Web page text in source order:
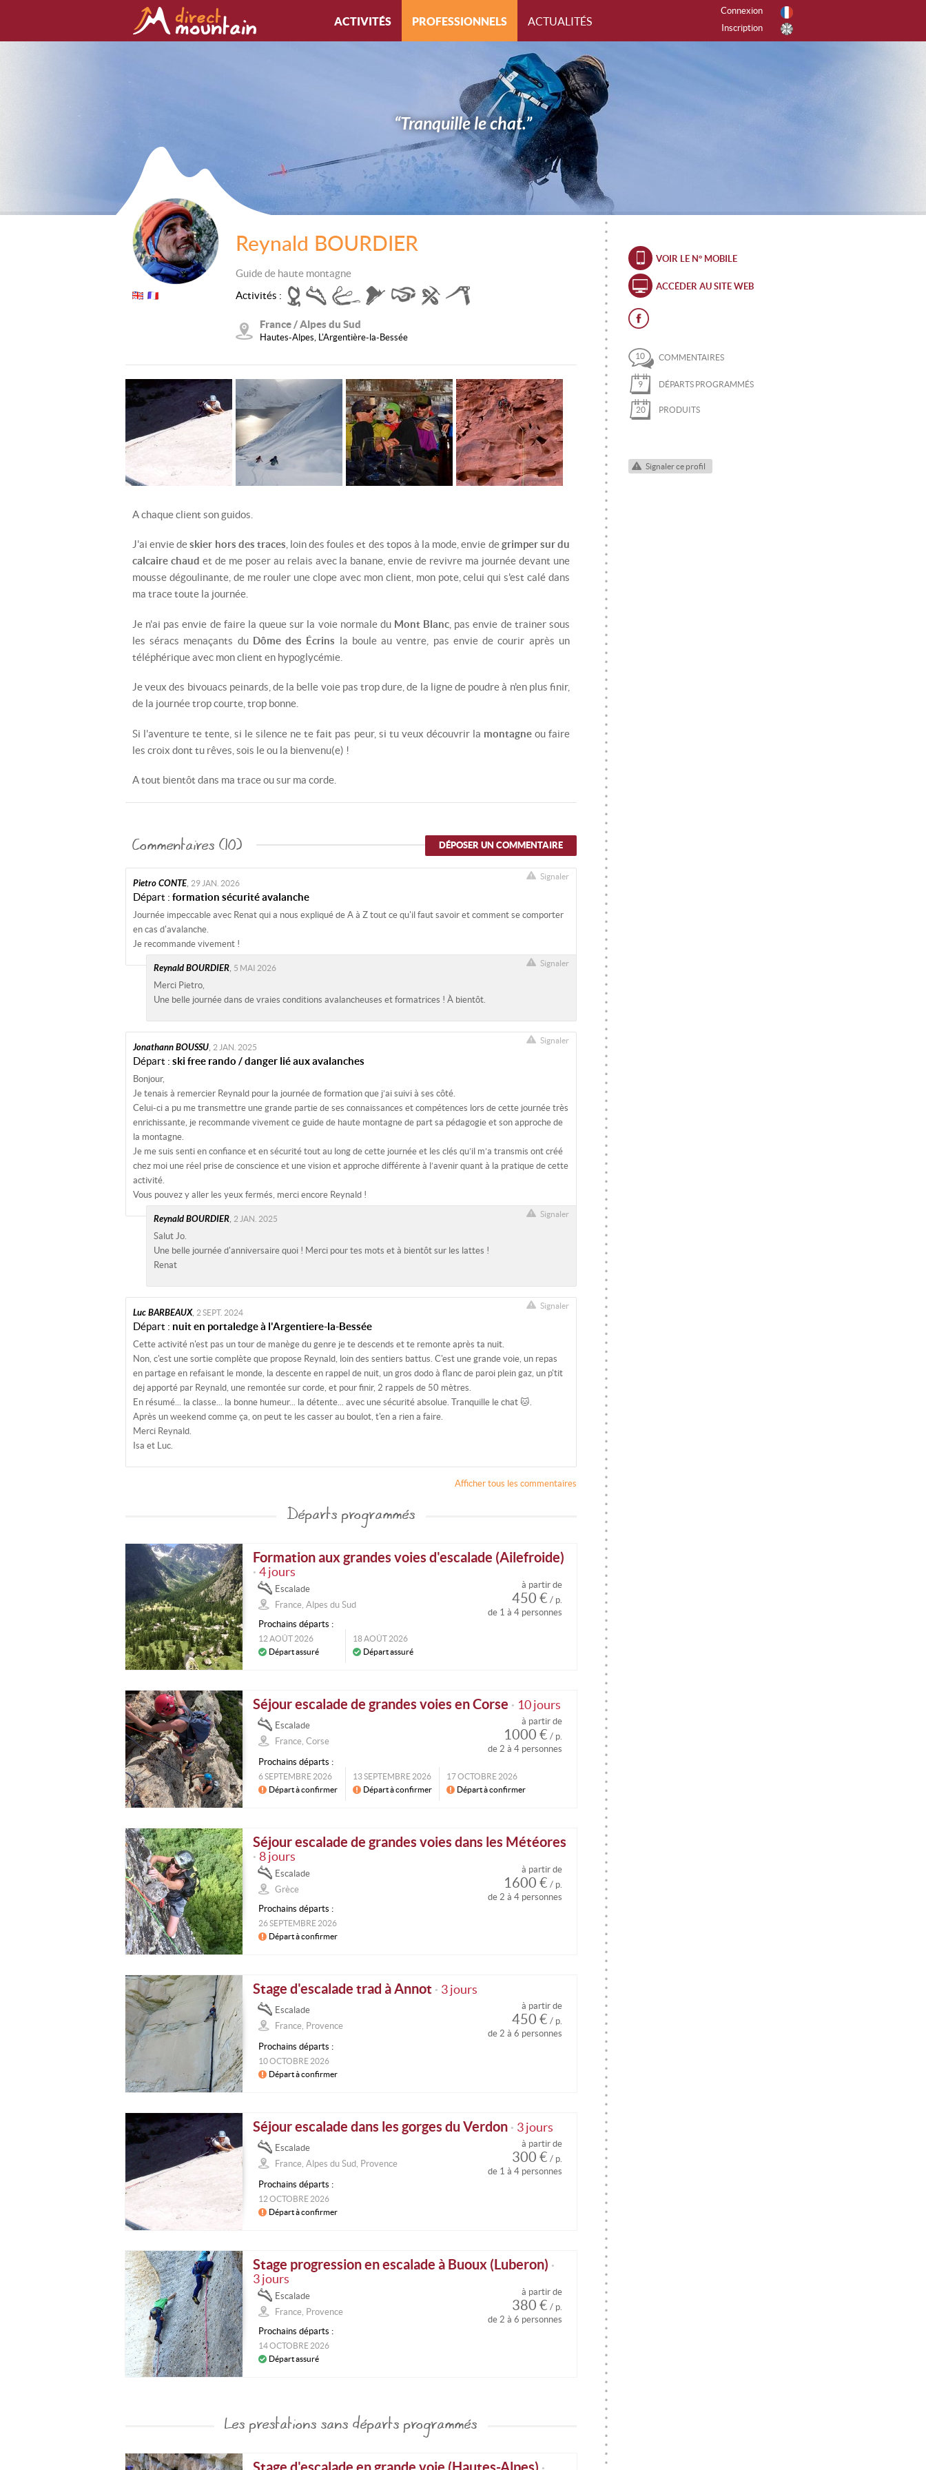
ACTIVITÉS
CASCADE DE GLACE
ESCALADE
RAQUETTES
TRAIL
VTT
VIA FERRATA
PROFESSIONNELS
Toutes les qualifications
ACCOMPAGNATEUR EN MONTAGNE
GUIDE DE HAUTE MONTAGNE
GUIDE LOCAL
MONITEUR PARAPENTE
Toutes les activités
ESCALADE
FREERIDE
PARAPENTE
RANDONNÉE
RAQUETTES
SKI DE RANDONNÉE
SNOWKITE
SPÉLÉOLOGIE
TRAIL
VTT
VIA FERRATA
ACTUALITÉS
Connexion
Inscription
“Tranquille le chat.”
Reynald BOURDIER
Guide de haute montagne
Activités :
France / Alpes du Sud
Hautes-Alpes, L'Argentière-la-Bessée
A chaque client son guidos.
J'ai envie deskier hors des traces, loin des foules et des topos à la mode, envie degrimper sur du
calcaire chaud et de me poser au relais avec la banane, envie de revivre ma journée devant une
mousse dégoulinante, de me rouler une clope avec mon client, mon pote, celui qui s'est calé dans
ma trace toute la journée.
Je n'ai pas envie de faire la queue sur la voie normale du Mont Blanc , pas envie de trainer sous
les séracs menaçants du Dôme des Écrins la boule au ventre, pas envie de courir après un
téléphérique avec mon client en hypoglycémie.
Je veux des bivouacs peinards, de la belle voie pas trop dure, de la ligne de poudre à n'en plus finir,
de la journée trop courte, trop bonne.
Si l'aventure te tente, si le silence ne te fait pas peur, si tu veux découvrir la montagne ou faire
les croix dont tu rêves, sois le ou la bienvenu(e) !
A tout bientôt dans ma trace ou sur ma corde.
Commentaires (10) DÉPOSER UN COMMENTAIRE
Pietro CONTE 29 JAN. 2026
Départ : formation sécurité avalanche
Signaler
Journée impeccable avec Renat qui a nous expliqué de A à Z tout ce qu'il faut savoir et comment se comporter
en cas d'avalanche.
Je recommande vivement !
Reynald BOURDIER 5 MAI 2026
Signaler
Merci Pietro,
Une belle journée dans de vraies conditions avalancheuses et formatrices ! À bientôt.
Jonathann BOUSSU 2 JAN. 2025
Départ : ski free rando / danger lié aux avalanches
Signaler
Bonjour,
Je tenais à remercier Reynald pour la journée de formation que j’ai suivi à ses côté.
Celui-ci a pu me transmettre une grande partie de ses connaissances et compétences lors de cette journée très
enrichissante, je recommande vivement ce guide de haute montagne de part sa pédagogie et son approche de
la montagne.
Je me suis senti en confiance et en sécurité tout au long de cette journée et les clés qu’il m’a transmis ont créé
chez moi une réel prise de conscience et une vision et approche différente à l’avenir quant à la pratique de cette
activité.
Vous pouvez y aller les yeux fermés, merci encore Reynald !
Reynald BOURDIER 2 JAN. 2025
Signaler
Salut Jo.
Une belle journée d'anniversaire quoi ! Merci pour tes mots et à bientôt sur les lattes !
Renat
Luc BARBEAUX, 2 SEPT. 2024
Départ : nuit en portaledge à l'Argentiere-la-Bessée
Signaler
Cette activité n'est pas un tour de manège du genre je te descends et te remonte après ta nuit.
Non, c'est une sortie complète que propose Reynald, loin des sentiers battus. C'est une grande voie, un repas
en partage en refaisant le monde, la descente en rappel de nuit, un gros dodo à flanc de paroi plein gaz, un p'tit
dej apporté par Reynald, une remontée sur corde, et pour finir, 2 rappels de 50 mètres.
En résumé... la classe... la bonne humeur... la détente... avec une sécurité absolue. Tranquille le chat 🐱.
Après un weekend comme ça, on peut te les casser au boulot, t'en a rien a faire.
Merci Reynald.
Isa et Luc.
Afficher tous les commentaires
Départs programmés
Formation aux grandes voies d'escalade (Ailefroide)
• 4 jours
Escalade
France, Alpes du Sud
à partir de
450 € / p.
de 1 à 4 personnes
Prochains départs :
12 AOÛT 2026
Départ assuré
18 AOÛT 2026
Départ assuré
Séjour escalade de grandes voies en Corse • 10 jours
Escalade
France, Corse
à partir de
1000 € / p.
de 2 à 4 personnes
Prochains départs :
6 SEPTEMBRE 2026
Départ à confirmer
13 SEPTEMBRE 2026
Départ à confirmer
17 OCTOBRE 2026
Départ à confirmer
Séjour escalade de grandes voies dans les Météores
• 8 jours
Escalade
Grèce
à partir de
1600 € / p.
de 2 à 4 personnes
Prochains départs :
26 SEPTEMBRE 2026
Départ à confirmer
Stage d'escalade trad à Annot • 3 jours
Escalade
France, Provence
à partir de
450 € / p.
de 2 à 6 personnes
Prochains départs :
10 OCTOBRE 2026
Départ à confirmer
Séjour escalade dans les gorges du Verdon • 3 jours
Escalade
France, Alpes du Sud, Provence
à partir de
300 € / p.
de 1 à 4 personnes
Prochains départs :
12 OCTOBRE 2026
Départ à confirmer
Stage progression en escalade à Buoux (Luberon) •
3 jours
Escalade
France, Provence
à partir de
380 € / p.
de 2 à 6 personnes
Prochains départs :
14 OCTOBRE 2026
Départ assuré
Les prestations sans départs programmés
•
VOIR LE N° MOBILE
ACCÉDER AU SITE WEB
10 COMMENTAIRES
9 DÉPARTS PROGRAMMÉS
20 PRODUITS
Signaler ce profil